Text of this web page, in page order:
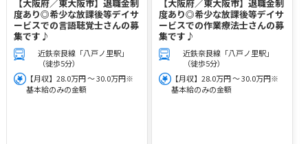
【大阪府／東大阪市】退職金制
度あり◎希少な放課後等デイサ
ービスでの言語聴覚士さんの募
集です♪
近鉄奈良線「八戸ノ里駅」
（徒歩5分）
【月収】28.0万円 ～ 30.0万円※
基本給のみの金額
【大阪府／東大阪市】退職金制
度あり◎希少な放課後等デイサ
ービスでの作業療法士さんの募
集です♪
近鉄奈良線「八戸ノ里駅」
（徒歩5分）
【月収】28.0万円 ～ 30.0万円※
基本給のみの金額